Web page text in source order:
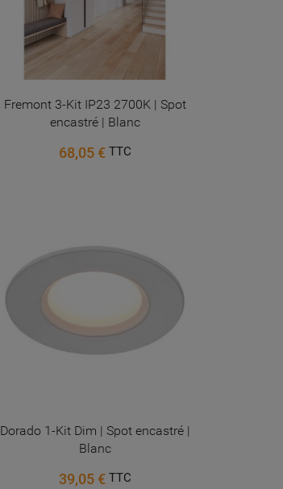
Fremont 3-Kit IP23 2700K | Spot
encastré | Blanc
68,05 € TTC
Dorado 1-Kit Dim | Spot encastré |
Blanc
39,05 € TTC